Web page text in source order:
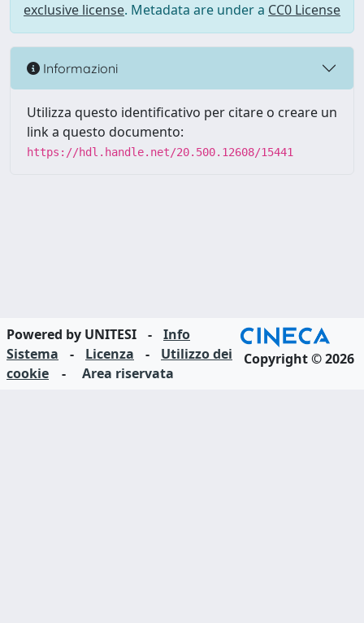
exclusive license. Metadata are under a CC0 License
Informazioni
Utilizza questo identificativo per citare o creare un
link a questo documento:
https://hdl.handle.net/20.500.12608/15441
Powered by UNITESI -
Info
Sistema
- Licenza -
Utilizzo dei
cookie
- Area riservata
Copyright © 2026